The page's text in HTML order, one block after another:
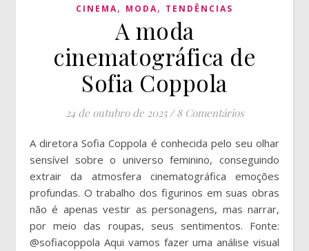
CINEMA, MODA, TENDÊNCIAS
A moda
cinematográfica de
Sofia Coppola
24 de outubro de 2025 / 8 Comentários
A diretora Sofia Coppola é conhecida pelo seu olhar
sensível sobre o universo feminino, conseguindo
extrair da atmosfera cinematográfica emoções
profundas. O trabalho dos figurinos em suas obras
não é apenas vestir as personagens, mas narrar,
por meio das roupas, seus sentimentos. Fonte:
@sofiacoppola Aqui vamos fazer uma análise visual